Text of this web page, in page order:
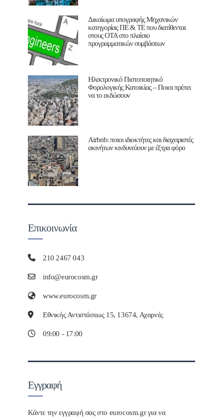
Δικαίωμα υπογραφής Μηχανικών
κατηγορίας ΠΕ & ΤΕ που διατίθενται
στους ΟΤΑ στο πλαίσιο
προγραμματικών συμβάσεων
Ηλεκτρονικό Πιστοποιητικό
Φορολογικής Κατοικίας – Ποιοι πρέπει
να το εκδώσουν
Airbnb: ποιοι ιδιοκτήτες και διαχειριστές
ακινήτων κινδυνεύουν με έξτρα φόρο
Επικοινωνία
210 2467 043
info@eurocosm.gr
www.eurocosm.gr
Εθνικής Αντιστάσεως 15, 13674, Αχαρνές
09:00 - 17:00
Εγγραφή
Κάντε την εγγραφή σας στο eurocosm.gr για να